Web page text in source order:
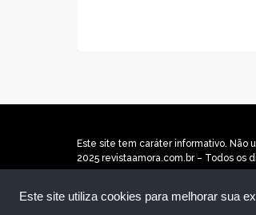
Este site utiliza cookies para melhorar sua
Este site tem caráter informativo. Não
2025 revistaamora.com.br – Todos os
Quem Somos|Contato|Termos